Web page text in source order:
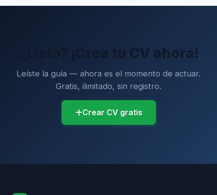
¿Listo? ¡Crea tu CV ahora!
Leíste la guía — ahora es el momento de actuar.
Gratis, ilimitado, sin registro.
Crear CV gratis